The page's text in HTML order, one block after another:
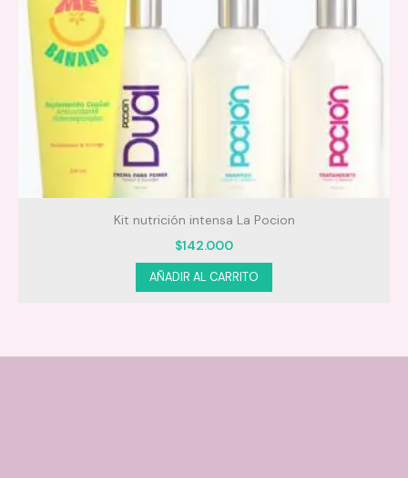
Rocía sobre el cuerpo a una distancia adecuada.
Aplica en cuello, muñecas y zonas de pulso para
potenciar la duración.
Kit nutrición intensa La Pocion
$142.000
AÑADIR AL CARRITO